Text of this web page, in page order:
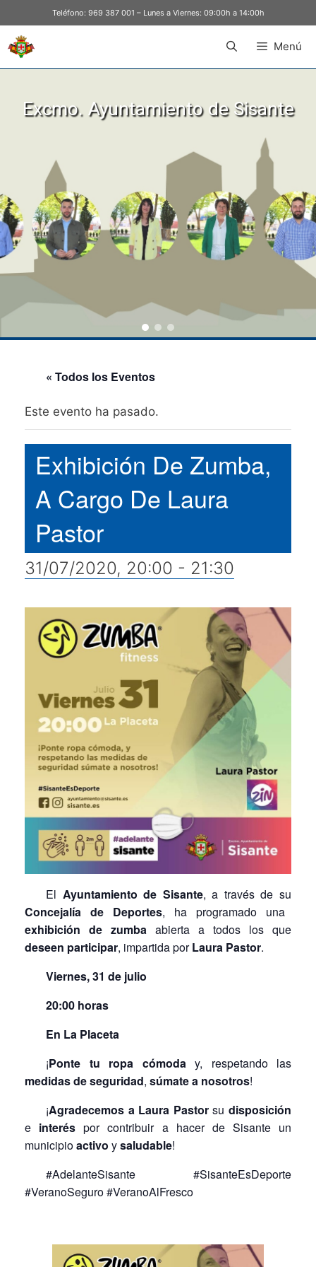
Teléfono: 969 387 001 – Lunes a Viernes: 09:00h a 14:00h
Menú
Excmo. Ayuntamiento de Sisante
« Todos los Eventos
Este evento ha pasado.
Exhibición De Zumba,
A Cargo De Laura
Pastor
31/07/2020, 20:00 - 21:30
El Ayuntamiento de Sisante, a través de su
Concejalía de Deportes, ha programado una
exhibición de zumba abierta a todos los que
deseen participar, impartida porLaura Pastor.
Viernes, 31 de julio
20:00 horas
En La Placeta
¡Ponte tu ropa cómoday, respetando las
medidas de seguridad, súmate a nosotros!
¡Agradecemos a Laura Pastorsudisposición
e interés por contribuir a hacer de Sisante un
municipioactivo ysaludable!
#AdelanteSisante #SisanteEsDeporte
#VeranoSeguro #VeranoAlFresco